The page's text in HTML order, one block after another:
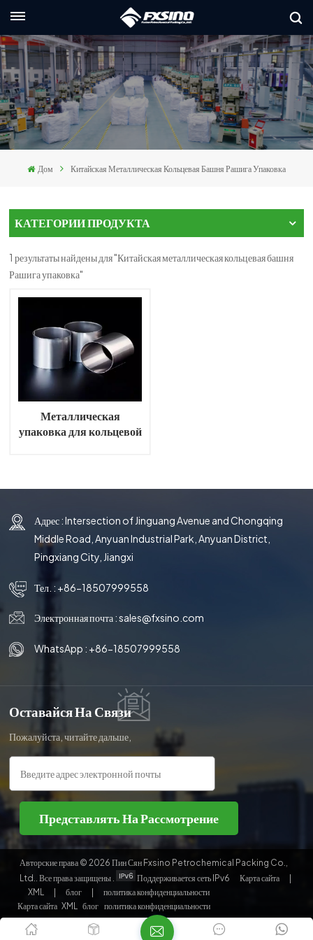
本語
Дом Китайская Металлическая Кольцевая Башня Рашига Упаковка
КАТЕГОРИИ ПРОДУКТА
1 результаты найдены для "Китайская металлическая кольцевая башня
Рашига упаковка"
Металлическая
упаковка для кольцевой
Адрес : Intersection of Jinguang Avenue and Chongqing
Middle Road, Anyuan Industrial Park, Anyuan District,
Pingxiang City, Jiangxi
Тел. : +86-18507999558
Электронная почта :sales@fxsino.com
WhatsApp : +86-18507999558
Оставайся На Связи
Пожалуйста, читайте дальше,
оставайтесь в курсе,
подписывайтесь, и мы будем рады,
если вы поделитесь с нами своим
мнением.
Представлять На Рассмотрение
Авторские права © 2026 Пин Сян Fxsino Petrochemical Packing Co.,
Ltd.. Все права защищены .
Поддерживается сеть IPv6 Карта сайта
XML
блог
политика конфиденциальности
Карта сайта XML блог политика конфиденциальности